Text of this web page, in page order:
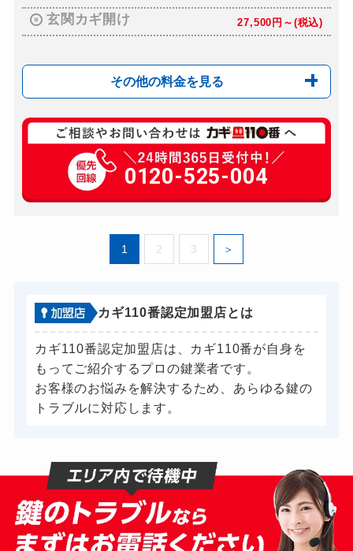
ドアノブカギ開け 別途お見積り
ドアノブカギ作成 別途お見積り
ドアノブカギ交換 別途お見積り
玄関カギ開け 27,500円～(税込)
その他の料金を見る
玄関カギ修理 別途お見積り
玄関カギ作成 別途お見積り
玄関カギ交換 別途お見積り
金庫カギ修理
ロッカーカギ開け 16,500円～(税込)
ドアノブカギ開け
ドアノブカギ作成
ドアノブカギ交換 別途お見積り
0120-525-004
1 2 3
カギ110番認定加盟店とは
カギ110番認定加盟店は、カギ110番が自身を
もってご紹介するプロの鍵業者です。
お客様のお悩みを解決するため、あらゆる鍵の
トラブルに対応します。